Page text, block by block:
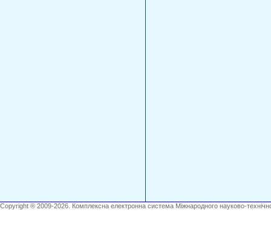
Copyright ® 2009-2026. Комплексна електронна система Міжнародного науково-